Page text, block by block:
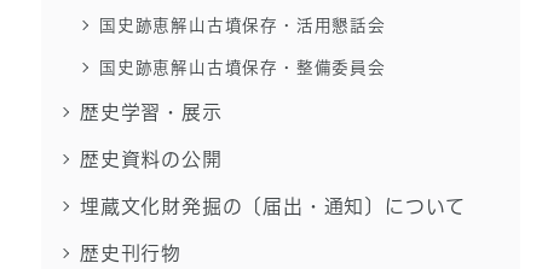
国史跡恵解山古墳保存・活用懇話会
国史跡恵解山古墳保存・整備委員会
歴史学習・展示
歴史資料の公開
埋蔵文化財発掘の〔届出・通知〕について
歴史刊行物